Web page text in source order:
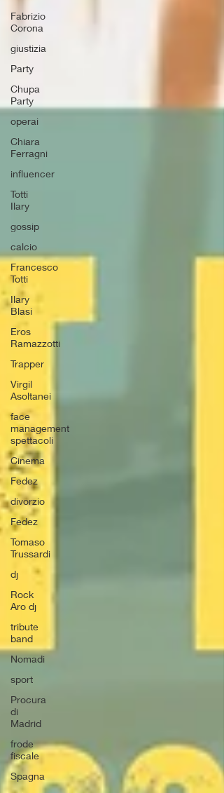
Fabrizio
Corona
giustizia
Party
Chupa
Party
operai
Chiara
Ferragni
influencer
Totti
Ilary
gossip
calcio
Francesco
Totti
Ilary
Blasi
Eros
Ramazzotti
Trapper
Virgil
Asoltanei
face
management
spettacoli
Cinema
Fedez
divorzio
Fedez
Tomaso
Trussardi
dj
Rock
Aro dj
tribute
band
Nomadi
sport
Procura
di
Madrid
frode
fiscale
Spagna